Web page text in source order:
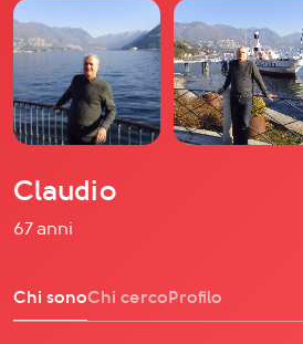
Instagram
TikTok
Claudio
67 anni
Chi sonoChi cercoProfilo